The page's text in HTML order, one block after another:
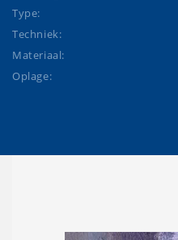
Type:
Techniek:
Materiaal:
Oplage: